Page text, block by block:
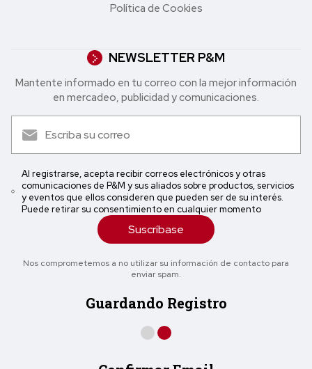
Política de Cookies
NEWSLETTER P&M
Mantente informado en tu correo con la mejor in formación
en mercadeo, publicidad y comunicaciones.
Al registrarse, acepta recibir correos electrónicos y otras
comunicaciones de P&M y sus aliados sobre productos, servicios
y eventos que ellos consideren que pueden ser de su interés.
Puede retirar su consentimiento en cualquier momento
Suscríbase
Nos comprometemos a no utilizar su información de contacto para
enviar spam.
Guardando Registro